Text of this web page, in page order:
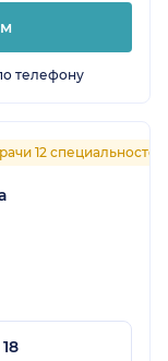
телефону
12 специальностей